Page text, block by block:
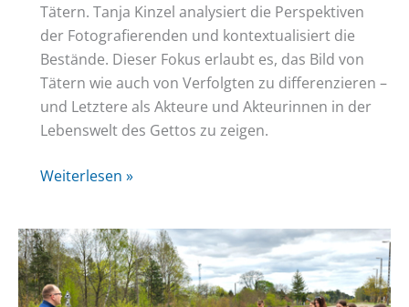
Tätern. Tanja Kinzel analysiert die Perspektiven
der Fotografierenden und kontextualisiert die
Bestände. Dieser Fokus erlaubt es, das Bild von
Tätern wie auch von Verfolgten zu differenzieren –
und Letztere als Akteure und Akteurinnen in der
Lebenswelt des Gettos zu zeigen.
Im
Kamera.
Fotografien
aus
Weiterlesen »